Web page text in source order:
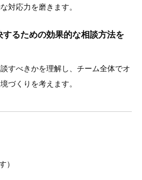
対応力を磨きます。
るための効果的な相談方法を
すべきかを理解し、チーム全体でオ
づくりを考えます。
）